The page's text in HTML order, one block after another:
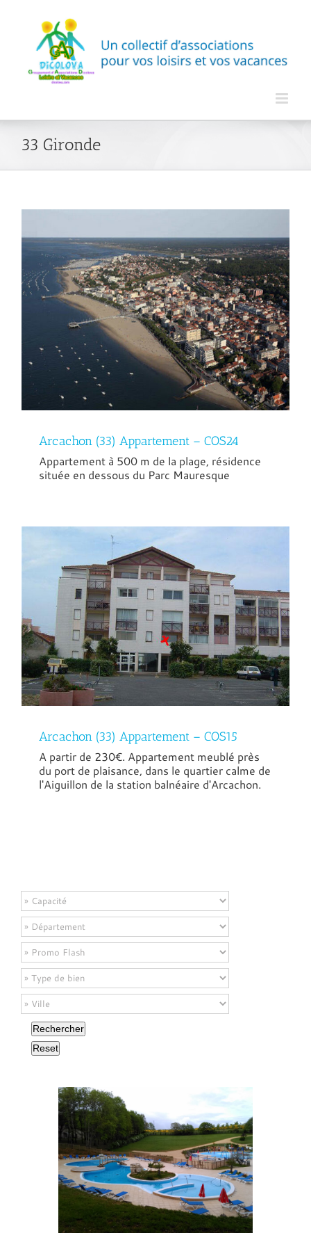
33 Gironde
Arcachon (33) Appartement – COS24
Appartement à 500 m de la plage, résidence
située en dessous du Parc Mauresque
Arcachon (33) Appartement – COS15
A partir de 230€. Appartement meublé près
du port de plaisance, dans le quartier calme de
l'Aiguillon de la station balnéaire d'Arcachon.
Rechercher
Reset